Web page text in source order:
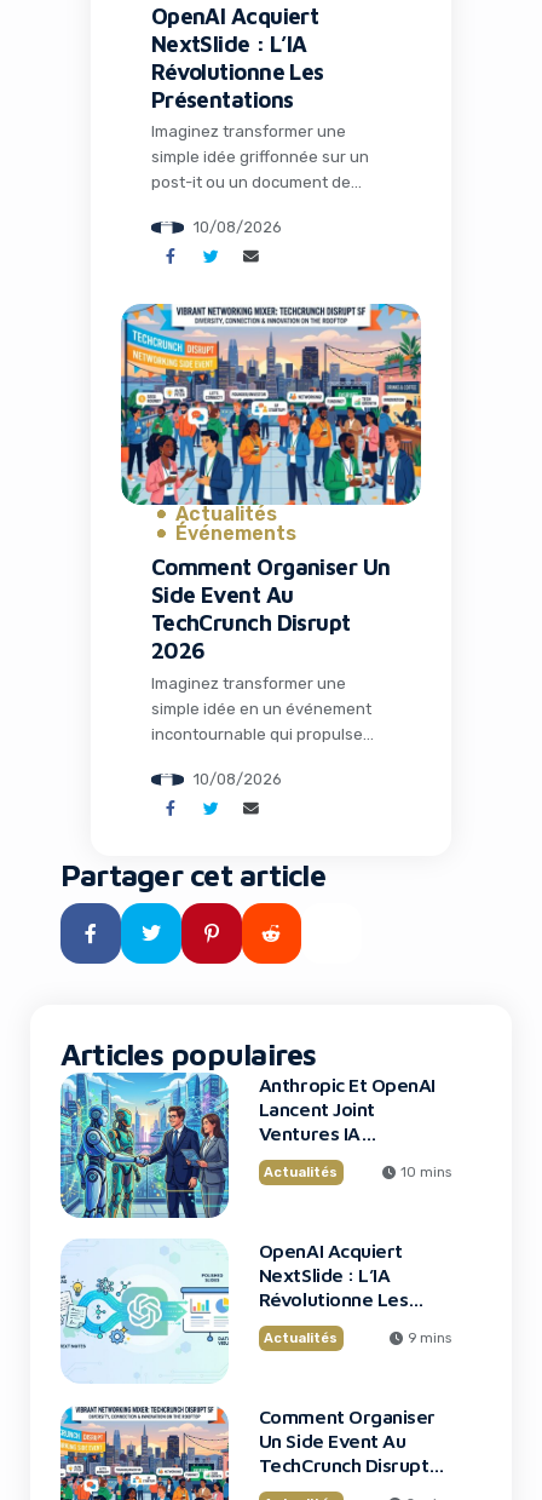
OpenAI Acquiert
NextSlide : L’IA
Révolutionne Les
Présentations
Imaginez transformer une
simple idée griffonnée sur un
post-it ou un document de
présentation visuellement
époustouflante en quelques
que promettait NextSlide, la
startup qui vient d’être
rachetée par OpenAI. Cette
acquisition marque un tournant
significatif dans l’évolution des
outils d’intelligence artificielle
dédiés à la communication
professionnelle. Dans […]
10/08/2026
Actualités
Événements
Comment Organiser Un
Side Event Au
TechCrunch Disrupt
2026
Imaginez transformer une
simple idée en un événement
incontournable qui propulse
projecteurs du TechCrunch
Disrupt. En 2026, cet
unique : organiser votre propre
side event. Pour les
entrepreneurs, marketeurs et
passionnés de technologie,
10/08/2026
Partager cet article
Articles populaires
Anthropic Et OpenAI
Lancent Joint
Ventures IA
Entreprise
Actualités 10 mins
OpenAI Acquiert
NextSlide : L’IA
Révolutionne Les
Présentations
Actualités 9 mins
Comment Organiser
Un Side Event Au
TechCrunch Disrupt
2026